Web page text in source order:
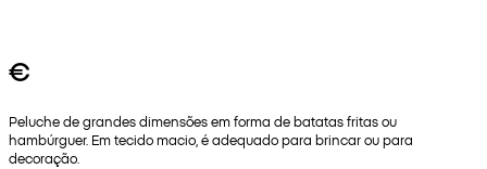
€
Peluche de grandes dimensões em forma de batatas fritas ou
hambúrguer. Em tecido macio, é adequado para brincar ou para
decoração.